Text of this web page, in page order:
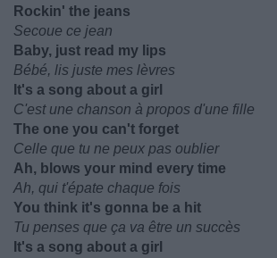
Rockin' the jeans
Secoue ce jean
Baby, just read my lips
Bébé, lis juste mes lèvres
It's a song about a girl
C'est une chanson à propos d'une fille
The one you can't forget
Celle que tu ne peux pas oublier
Ah, blows your mind every time
Ah, qui t'épate chaque fois
You think it's gonna be a hit
Tu penses que ça va être un succès
It's a song about a girl